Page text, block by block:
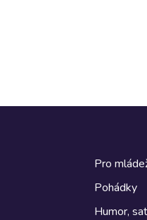
Pro
Pohádky
Humor,